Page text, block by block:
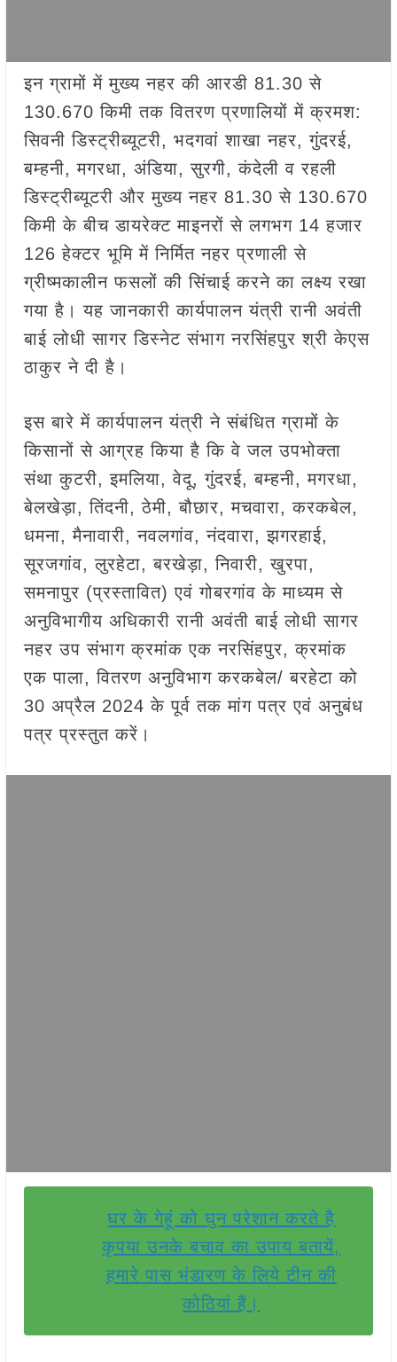
इन ग्रामों में मुख्य नहर की आरडी 81.30 से
130.670 किमी तक वितरण प्रणालियों में क्रमश:
सिवनी डिस्ट्रीब्यूटरी, भदगवां शाखा नहर, गुंदरई,
बम्हनी, मगरधा, अंडिया, सुरगी, कंदेली व रहली
डिस्ट्रीब्यूटरी और मुख्य नहर 81.30 से 130.670
किमी के बीच डायरेक्ट माइनरों से लगभग 14 हजार
126 हेक्टर भूमि में निर्मित नहर प्रणाली से
ग्रीष्मकालीन फसलों की सिंचाई करने का लक्ष्य रखा
गया है। यह जानकारी कार्यपालन यंत्री रानी अवंती
बाई लोधी सागर डिस्नेट संभाग नरसिंहपुर श्री केएस
ठाकुर ने दी है।
इस बारे में कार्यपालन यंत्री ने संबंधित ग्रामों के
किसानों से आग्रह किया है कि वे जल उपभोक्ता
संथा कुटरी, इमलिया, वेदू, गुंदरई, बम्हनी, मगरधा,
बेलखेड़ा, तिंदनी, ठेमी, बौछार, मचवारा, करकबेल,
धमना, मैनावारी, नवलगांव, नंदवारा, झगरहाई,
सूरजगांव, लुरहेटा, बरखेड़ा, निवारी, खुरपा,
समनापुर (प्रस्तावित) एवं गोबरगांव के माध्यम से
अनुविभागीय अधिकारी रानी अवंती बाई लोधी सागर
नहर उप संभाग क्रमांक एक नरसिंहपुर, क्रमांक
एक पाला, वितरण अनुविभाग करकबेल/ बरहेटा को
30 अप्रैल 2024 के पूर्व तक मांग पत्र एवं अनुबंध
पत्र प्रस्तुत करें।
घर के गेहूं को घुन परेशान करते है
कृपया उनके बचाव का उपाय बतायें,
हमारे पास भंडारण के लिये टीन की
कोठियां हैं।